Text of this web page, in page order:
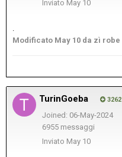
Inviato May 10
.
Modificato May 10 da zì robe
TurinGoeba 3262
Joined: 06-May-2024
6955 messaggi
Inviato May 10